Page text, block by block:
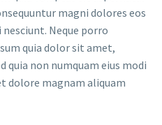
magni dolores eos
Neque porro
quia dolor sit amet,
quia non numquam eius modi
dolore magnam aliquam